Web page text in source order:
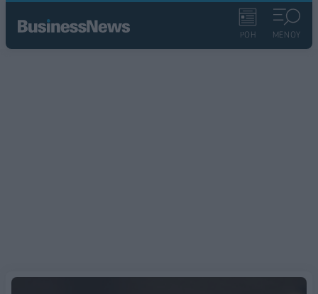
ΡΟΗ ΜΕΝΟΥ